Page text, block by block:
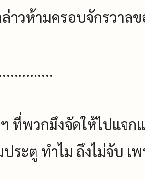
าวห้ามครอบจักรวาล
ที่พวกมึงจัดให้ไปแจ
ระตู ทำไม ถึงไม่จับ เ